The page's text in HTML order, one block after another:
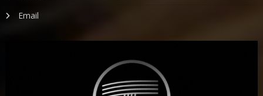
Email